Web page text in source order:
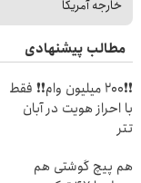
خارجه آمریکا
مطالب پیشنهادی
❗❗200 میلیون وام❗❗ فقط
با احراز هویت در آبان
تتر
هم پیچ گوشتی هم